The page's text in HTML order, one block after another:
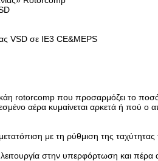
VSD σε IE3 CE&MEPS
rotorcomp που προσαρμόζει το
αέρα κυμαίνεται αρκετά ή πού
με τη ρύθμιση της
στην υπερφόρτωση και